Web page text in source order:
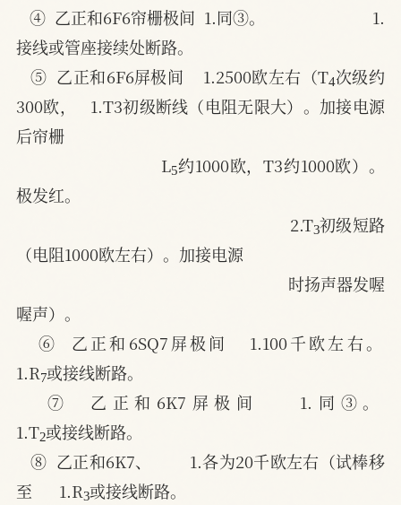
④  乙正和6F6帘栅极间  1.同③。                        1.
接线或管座接续处断路。
⑤  乙正和6F6屏极间    1.2500欧左右（T 次级约
300欧，   1.T3初级断线（电阻无限大）。加接电源
后帘栅
L 约1000欧，T3约1000欧）。
极发红。
2.T 3
初级短路
（电阻1000欧左右）。加接电源
时扬声器发喔
喔声）。
⑥  乙正和6SQ7屏极间   1.100千欧左右。
1.R7或接线断路。
⑦  乙正和6K7屏极间    1.同③。
1.T 或接线断路。
⑧  乙正和6K7、        1.各为20千欧左右（试棒移
至      1.R3或接线断路。